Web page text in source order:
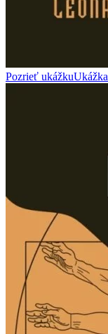
Pozrieť ukážkuUkážka